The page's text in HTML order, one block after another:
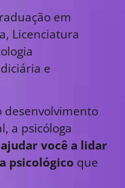
em
Licenciatura
e
desenvolvimento
a psicóloga
ajudar você a lidar
psicológico que